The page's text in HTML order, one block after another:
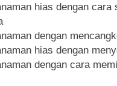
hias dengan
dengan
hias dengan
dengan cara